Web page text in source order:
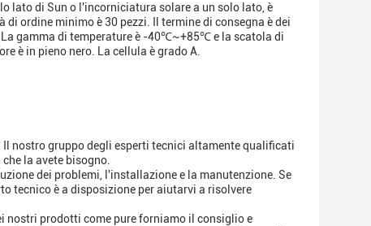
lato di Sun o l'incorniciatura solare a un solo lato, è
ordine minimo è 30 pezzi. Il termine di consegna è dei
gamma di temperature è -40℃~+85℃ e la scatola di
è in pieno nero. La cellula è grado A.
nostro gruppo degli esperti tecnici altamente qualificati
la avete bisogno.
dei problemi, l'installazione e la manutenzione. Se
tecnico è a disposizione per aiutarvi a risolvere
nostri prodotti come pure forniamo il consiglio e